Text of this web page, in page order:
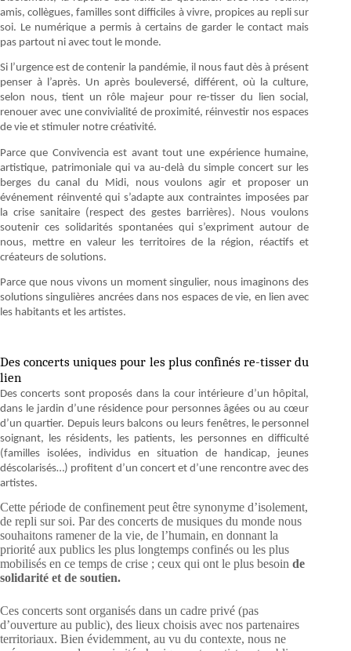
amis, collègues, familles sont difficiles à vivre, propices au repli sur
soi. Le numérique a permis à certains de garder le contact mais
pas partout ni avec tout le monde.
Si l’urgence est de contenir la pandémie, il nous faut dès à présent
penser à l’après. Un après bouleversé, différent, où la culture,
selon nous, tient un rôle majeur pour re-tisser du lien social,
renouer avec une convivialité de proximité, réinvestir nos espaces
de vie et stimuler notre créativité.
Parce que Convivencia est avant tout une expérience humaine,
artistique, patrimoniale qui va au-delà du simple concert sur les
berges du canal du Midi, nous voulons agir et proposer un
événement réinventé qui s’adapte aux contraintes imposées par
la crise sanitaire (respect des gestes barrières). Nous voulons
soutenir ces solidarités spontanées qui s’expriment autour de
nous, mettre en valeur les territoires de la région, réactifs et
créateurs de solutions.
Parce que nous vivons un moment singulier, nous imaginons des
solutions singulières ancrées dans nos espaces de vie, en lien avec
les habitants et les artistes.
Des concerts uniques pour les plus confinés re-tisser du
lien
Des concerts sont proposés dans la cour intérieure d’un hôpital,
dans le jardin d’une résidence pour personnes âgées ou au cœur
d’un quartier. Depuis leurs balcons ou leurs fenêtres, le personnel
soignant, les résidents, les patients, les personnes en difficulté
(familles isolées, individus en situation de handicap, jeunes
déscolarisés…) profitent d’un concert et d’une rencontre avec des
artistes.
Cette période de confinement peut être synonyme d’isolement,
de repli sur soi. Par des concerts de musiques du monde nous
souhaitons ramener de la vie, de l’humain, en donnant la
priorité aux publics les plus longtemps confinés ou les plus
mobilisés en ce temps de crise ; ceux qui ont le plus besoin de
solidarité et de soutien.
Ces concerts sont organisés dans un cadre privé (pas
d’ouverture au public), des lieux choisis avec nos partenaires
territoriaux. Bien évidemment, au vu du contexte, nous ne